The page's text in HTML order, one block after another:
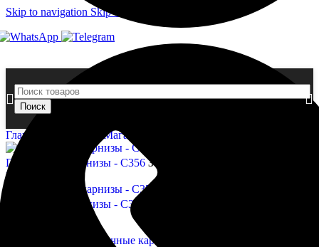
Skip to navigation Skip to main content
Поиск
Главная страница Магазин
Потолочные карнизы - C3563 113,00
Назад к товарам
Потолочные карнизы - C353